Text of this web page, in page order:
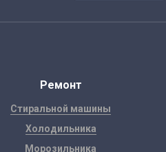
Ремонт
Стиральной машины
Холодильника
Морозильника